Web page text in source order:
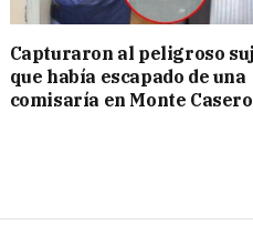
Capturaron al peligroso
que había escapado de una
comisaría en Monte